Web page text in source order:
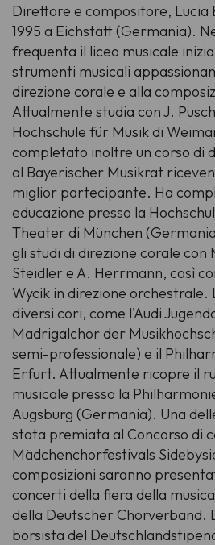
Direttore e compositore, Lucia
1995 a Eichstätt (Germania).
frequenta il liceo musicale
strumenti musicali
direzione corale e alla
Attualmente studia con J.
Hochschule für Musik di
completato inoltre un corso di
al Bayerischer Musikrat
miglior partecipante. Ha
educazione presso la
Theater di München
gli studi di direzione corale con
Steidler e A. Herrmann, così
Wycik in direzione orchestrale.
diversi cori, come l'Audi
Madrigalchor der
semi-professionale) e il
Erfurt. Attualmente ricopre il
musicale presso la
Augsburg (Germania). Una
stata premiata al Concorso di
Mädchenchorfestivals
composizioni saranno
concerti della fiera della
della Deutscher Chorverband.
borsista del